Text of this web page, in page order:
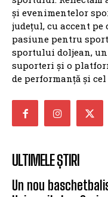
pasiune pentru
sportului doljean,
suporteri și o
de performanță și cel
ULTIMELE ȘTIRI
Un nou
Universitatea
SCM U CRAIOVA (M) 2